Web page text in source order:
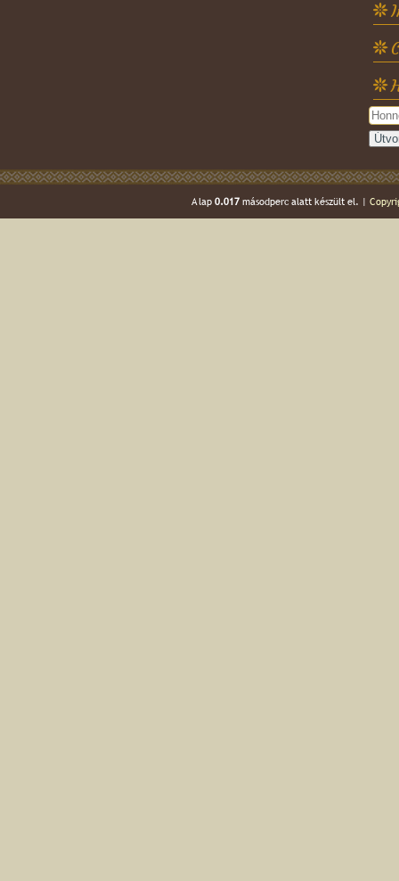
A lap 0.017másodperc alatt készült el. |